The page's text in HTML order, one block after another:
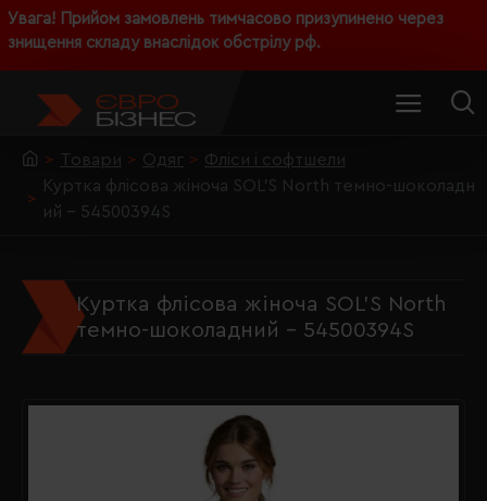
Увага! Прийом замовлень тимчасово призупинено через
знищення складу внаслідок обстрілу рф.
Товари Одяг
Фліси і софтшели
Куртка флісова жіноча SOL'S North темно-шоколадн
ий - 54500394S
Куртка флісова жіноча SOL'S North
темно-шоколадний - 54500394S